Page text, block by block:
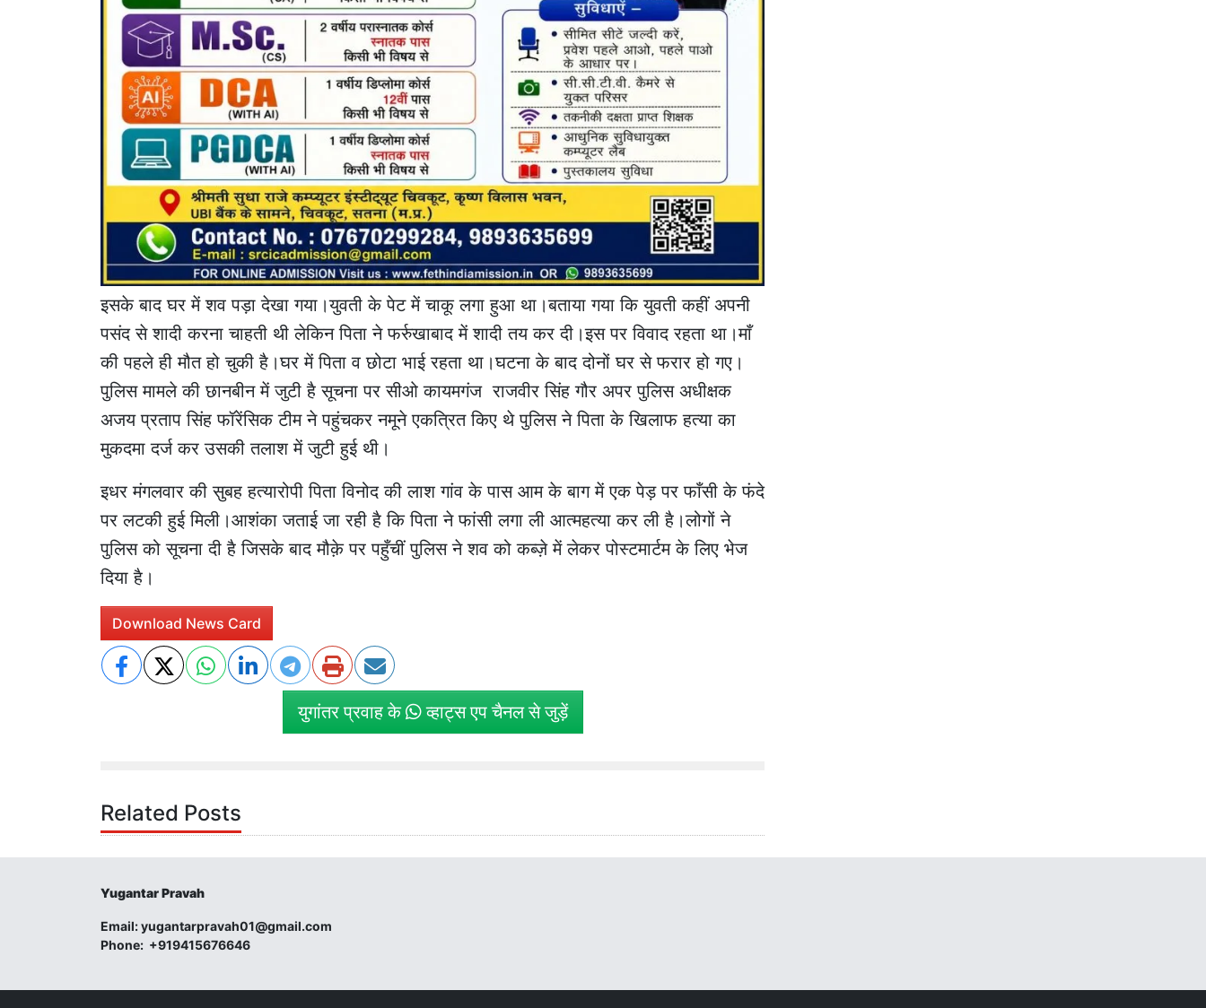
इसके बाद घर में शव पड़ा देखा गया।युवती के पेट में चाकू लगा हुआ था।बताया गया कि युवती कहीं अपनी
पसंद से शादी करना चाहती थी लेकिन पिता ने फर्रुखाबाद में शादी तय कर दी।इस पर विवाद रहता था।माँ
की पहले ही मौत हो चुकी है।घर में पिता व छोटा भाई रहता था।घटना के बाद दोनों घर से फरार हो गए।
पुलिस मामले की छानबीन में जुटी है सूचना पर सीओ कायमगंज राजवीर सिंह गौर अपर पुलिस अधीक्षक
अजय प्रताप सिंह फॉरेंसिक टीम ने पहुंचकर नमूने एकत्रित किए थे पुलिस ने पिता के खिलाफ हत्या का
मुकदमा दर्ज कर उसकी तलाश में जुटी हुई थी।
इधर मंगलवार की सुबह हत्यारोपी पिता विनोद की लाश गांव के पास आम के बाग में एक पेड़ पर फाँसी के फंदे
पर लटकी हुई मिली।आशंका जताई जा रही है कि पिता ने फांसी लगा ली आत्महत्या कर ली है।लोगों ने
पुलिस को सूचना दी है जिसके बाद मौक़े पर पहुँचीं पुलिस ने शव को कब्ज़े में लेकर पोस्टमार्टम के लिए भेज
दिया है।
Download News Card
युगांतर प्रवाह के व्हाट्स एप चैनल से जुड़ें
Related Posts
Yugantar Pravah
Email:yugantarpravah01@gmail.com
Phone: +919415676646